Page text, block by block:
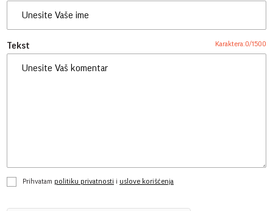
Tekst Karaktera:0/1500
Prihvatam politiku privatnosti i uslove korišćenja